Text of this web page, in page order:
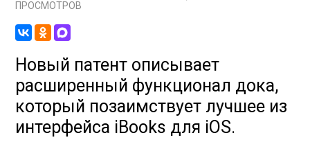
ПРОСМОТРОВ
Новый патент описывает
расширенный функционал дока,
который позаимствует лучшее из
интерфейса iBooks для iOS.